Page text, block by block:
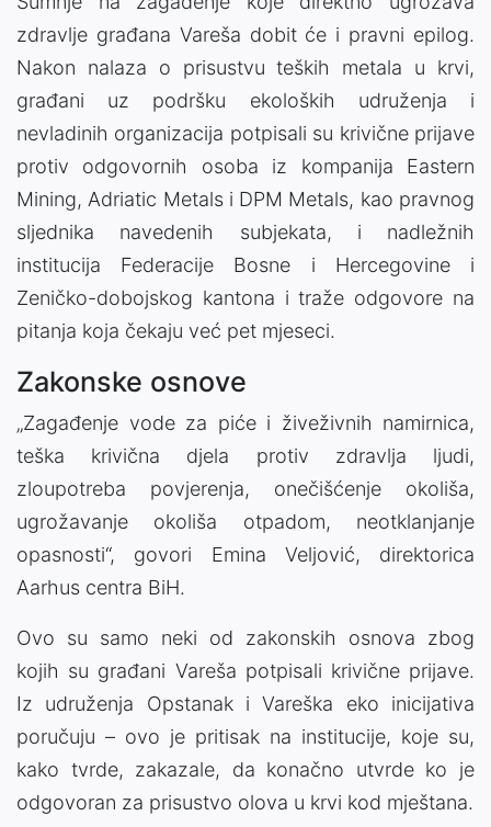
zdravlje građana Vareša dobit će i pravni epilog.
Nakon nalaza o prisustvu teških metala u krvi,
građani uz podršku ekoloških udruženja i
nevladinih organizacija potpisali su krivične prijave
protiv odgovornih osoba iz kompanija Eastern
Mining, Adriatic Metals i DPM Metals, kao pravnog
sljednika navedenih subjekata, i nadležnih
institucija Federacije Bosne i Hercegovine i
Zeničko-dobojskog kantona i traže odgovore na
pitanja koja čekaju već pet mjeseci.
Zakonske osnove
„Zagađenje vode za piće i živeživnih namirnica,
teška krivična djela protiv zdravlja ljudi,
zloupotreba povjerenja, onečišćenje okoliša,
ugrožavanje okoliša otpadom, neotklanjanje
opasnosti“, govori Emina Veljović, direktorica
Aarhus centra BiH.
Ovo su samo neki od zakonskih osnova zbog
kojih su građani Vareša potpisali krivične prijave.
Iz udruženja Opstanak i Vareška eko inicijativa
poručuju – ovo je pritisak na institucije, koje su,
kako tvrde, zakazale, da konačno utvrde ko je
odgovoran za prisustvo olova u krvi kod mještana.